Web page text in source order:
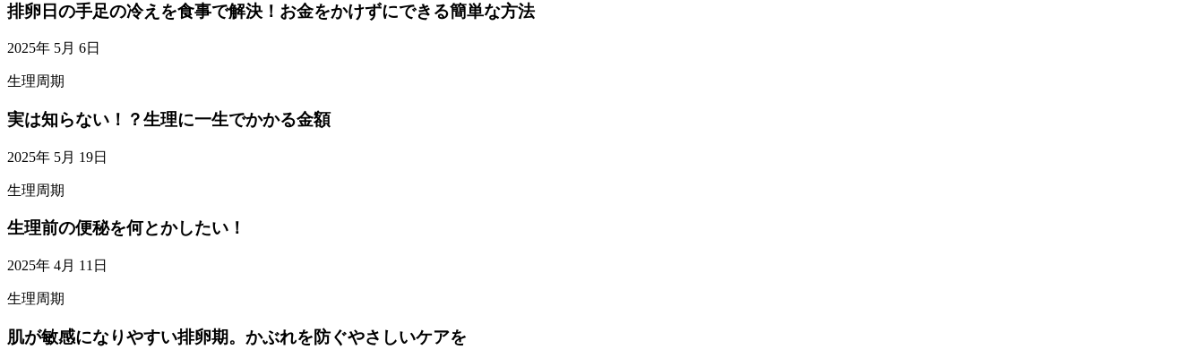
排卵日の手足の冷えを食事で解決！お金をかけずにできる簡単な方法
2025年 5月 6日
生理周期
実は知らない！？生理に一生でかかる金額
2025年 5月 19日
生理周期
生理前の便秘を何とかしたい！
2025年 4月 11日
生理周期
肌が敏感になりやすい排卵期。かぶれを防ぐやさしいケアを